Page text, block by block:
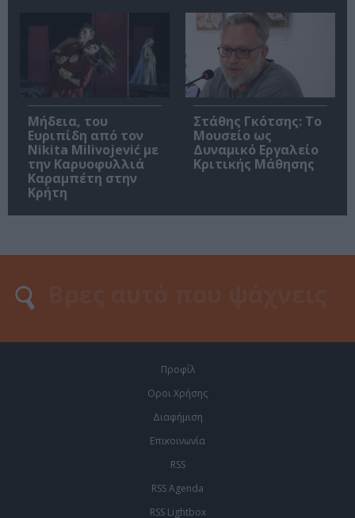
Μήδεια, του
Ευριπίδη από τον
Nikita Milivojević με
την Καρυοφυλλιά
Καραμπέτη στην
Κρήτη
Στάθης Γκότσης: Το
Μουσείο ως
Δυναμικό Εργαλείο
Κριτικής Μάθησης
Προφίλ
Οροι Χρήσης
Διαφήμιση
Επικοινωνία
RSS
RSS Agenda
RSS Lightbox